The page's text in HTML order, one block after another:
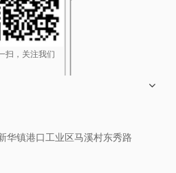
扫，关注我们
华镇港口工业区马溪村东秀路